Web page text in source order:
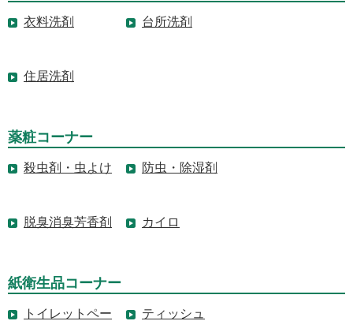
衣料洗剤 台所洗剤
住居洗剤
薬粧コーナー
殺虫剤・虫よけ 防虫・除湿剤
脱臭消臭芳香剤 カイロ
紙衛生品コーナー
トイレットペー
ティッシュ